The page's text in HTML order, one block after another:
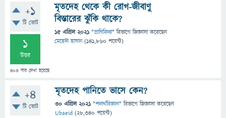
+1
টি ভোট
1
উত্তর
403 বার দেখা হয়েছে
মৃতদেহ থেকে কী রোগ-জীবাণু
বিস্তারের ঝুঁকি থাকে?
15 এপ্রিল 2021 "প্রাণিবিদ্যা" বিভাগে জিজ্ঞাসাকরেছেন
মেহেদী হাসান (141,860 পয়েন্ট)
+4
টি ভোট
মৃতদেহ পানিতে ভাসে কেন?
30 এপ্রিল 2021 "পদার্থবিজ্ঞান" বিভাগে জিজ্ঞাসাকরেছেন
Ubaeid (28,340 পয়েন্ট)